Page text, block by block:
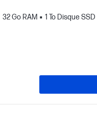
32 Go RAM 1 To Disque SSD